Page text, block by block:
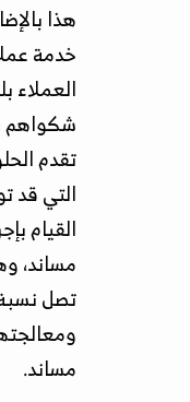
هذا
خدمة
العملاء
شكواهم
تقدم
التي قد
القيام
مساند،
تصل
مساند.